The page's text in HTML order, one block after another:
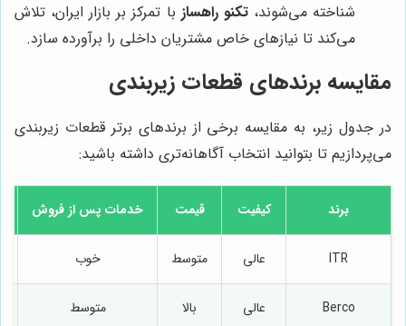
شناخته می‌شوند،تکنو راهساز با تمرکز بر بازار ایران، تلاش
می‌کند تا نیازهای خاص مشتریان داخلی را برآورده سازد.
مقایسه برندهای قطعات زیربندی
در جدول زیر، به مقایسه برخی از برندهای برتر قطعات زیربندی
می‌پردازیم تا بتوانید انتخاب آگاهانه‌تری داشته باشید:
برند کیفیت قیمت خدمات پس از فروش
ITR عالی متوسط خوب
Berco عالی بالا متوسط